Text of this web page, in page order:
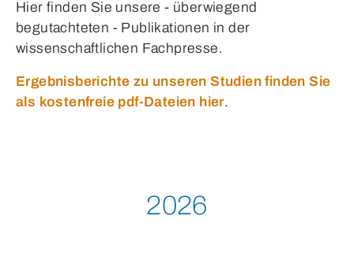
Hier finden Sie unsere - überwiegend
begutachteten - Publikationen in der
wissenschaftlichen Fachpresse.
Ergebnisberichte zu unseren Studien finden Sie
als kostenfreie pdf-Dateien hier.
2026